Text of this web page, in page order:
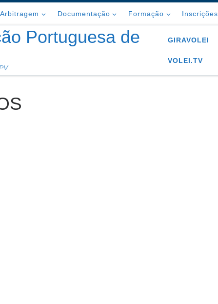
Arbitragem Documentação Formação Inscrições
Portuguesa de
GIRAVOLEI
VOLEI.TV